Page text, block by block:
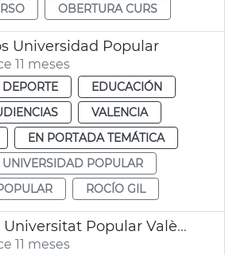
OBERTURA CURS
Universidad Popular
11 meses
EDUCACIÓN
VALENCIA
EN PORTADA TEMÁTICA
UNIVERSIDAD POPULAR
ROCÍO GIL
Oferta cursos Universitat Popular València 2025-2026
11 meses